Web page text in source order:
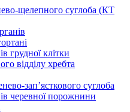
щелепного суглоба (КТ
грудної клітки
відділу хребта
зап’ясткового суглоба
черевної порожнини